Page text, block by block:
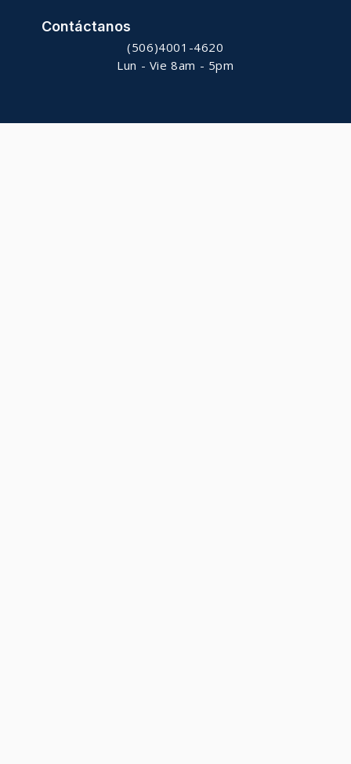
Contáctanos
(506)4001-4620
Lun - Vie 8am - 5pm